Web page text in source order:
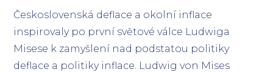
Československá deflace a okolní inflace
inspirovaly po první světové válce Ludwiga
Misese k zamyšlení nad podstatou politiky
deflace a politiky inflace. Ludwig von Mises